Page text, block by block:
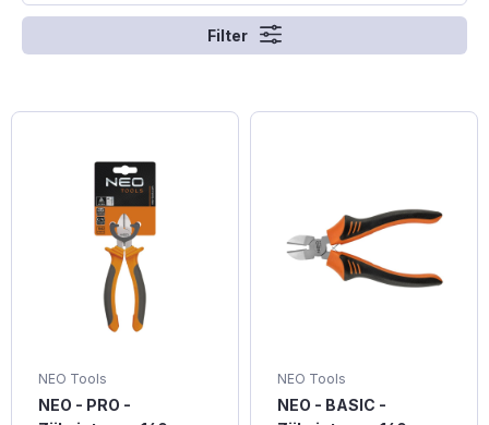
Filter
NEO Tools
NEO - PRO -
NEO Tools
NEO - BASIC -